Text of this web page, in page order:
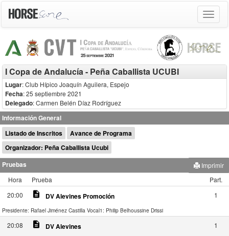
Toggle
I Copa de Andalucía - Peña Caballista UCUBI
Lugar: Club Hípico Joaquín Aguilera, Espejo
Fecha: 25 septiembre 2021
Delegado:Carmen Belén Díaz Rodríguez
Información General
Listado de Inscritos
Avance de Programa
Organizador: Peña Caballista Ucubi
Pruebas
Imprimir
Hora
Prueba
Part.
20:00
description DV Alevines Promoción 1
Presidente: Rafael Jiménez Castilla Vocal1: Philip Belhoussine Drissi
20:08 description DV Alevines 1